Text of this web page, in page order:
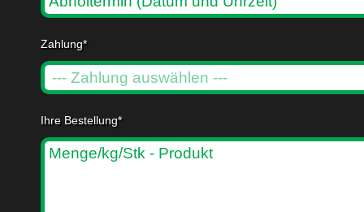
Zahlung*
Ihre Bestellung*